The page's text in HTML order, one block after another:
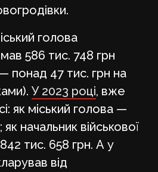
голова
586 тис. 748 грн
понад 47 тис. грн на
У 2023 році, вже
як міський голова —
начальник військової
тис. 658 грн. А у
від